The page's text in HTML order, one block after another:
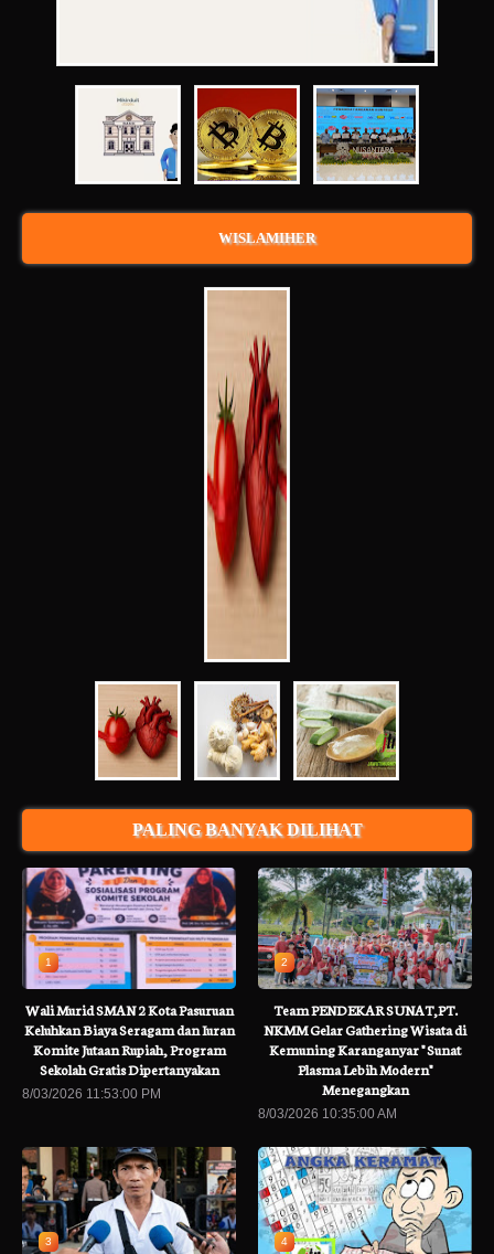
WISLAMIHER
PALING BANYAK DILIHAT
1
Wali Murid SMAN 2 Kota Pasuruan
Keluhkan Biaya Seragam dan Iuran
Komite Jutaan Rupiah, Program
Sekolah Gratis Dipertanyakan
8/03/2026 11:53:00 PM
2
Team PENDEKAR SUNAT,PT.
NKMM Gelar Gathering Wisata di
Kemuning Karanganyar " Sunat
Plasma Lebih Modern"
Menegangkan
8/03/2026 10:35:00 AM
3 4